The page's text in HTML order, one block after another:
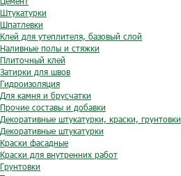
Штукатурки
Шпатлевки
Клей для утеплителя, базовый слой
Наливные полы и стяжки
Плиточный клей
Затирки для швов
Гидроизоляция
Для камня и брусчатки
Прочие составы и добавки
Декоративные штукатурки, краски, грунтовки
Декоративные штукатурки
Краски фасадные
Краски для внутренних работ
Грунтовки